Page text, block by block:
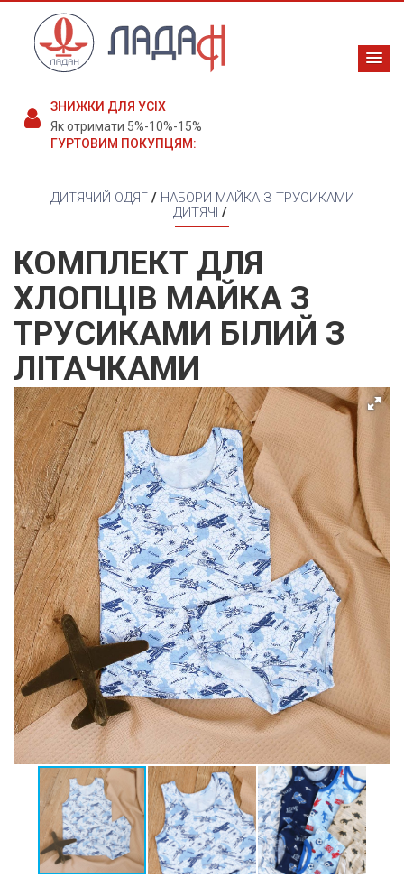
ЗНИЖКИ ДЛЯ УСІХ
Як отримати 5%-10%-15%
ГУРТОВИМ ПОКУПЦЯМ:
ДИТЯЧИЙ ОДЯГ/ НАБОРИ МАЙКА З ТРУСИКАМИ
ДИТЯЧІ /
КОМПЛЕКТ ДЛЯ
ХЛОПЦІВ МАЙКА З
ТРУСИКАМИ БІЛИЙ З
ЛІТАЧКАМИ